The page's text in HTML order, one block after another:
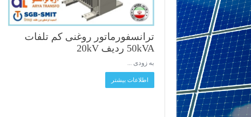
ترانسفورماتور روغنی کم تلفات
50kVA ردیف 20kV
به زودی ...
اطلاعات بیشتر